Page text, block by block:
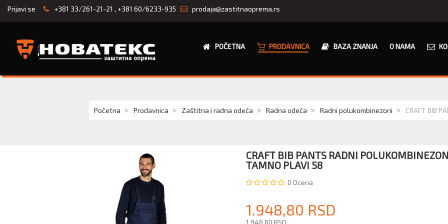
Prijavi se +381 33/261-21-21 , +381 60/6233-935 prodaja@zastitnaoprema.rs
POČETNA PRODAVNICA BAZA ZNANJA O NAMA
Početna Prodavnica Zaštitna i radna odeća Radna odeća Radni polukombinezoni CRAFT BIB
CRAFT BIB PANTS RADNI POLUKOMBINEZON
TAMNO PLAVI 58
0 Ocena
1.948,80 RSD
1.948,80 RSD